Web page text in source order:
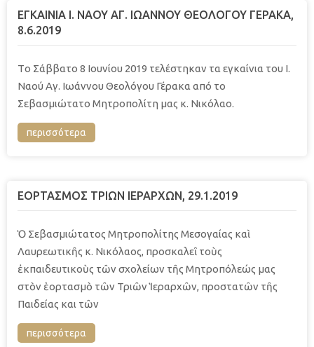
EΓΚΑΙΝΙΑ Ι. ΝΑΟΥ ΑΓ. ΙΩΑΝΝΟΥ ΘΕΟΛΟΓΟΥ ΓΕΡΑΚΑ,
8.6.2019
Τo Σάββατο 8 Ιουνίου 2019 τελέστηκαν τα εγκαίνια του Ι.
Ναού Αγ. Ιωάννου Θεολόγου Γέρακα από το
Σεβασμιώτατο Μητροπολίτη μας κ. Νικόλαο.
περισσότερα
ΕΟΡΤΑΣΜΟΣ ΤΡΙΩΝ ΙΕΡΑΡΧΩΝ, 29.1.2019
Ὁ Σεβασμιώτατος Μητροπολίτης Μεσογαίας καὶ
Λαυρεωτικῆς κ. Νικόλαος, προσκαλεῖ τοὺς
ἐκπαιδευτικοὺς τῶν σχολείων τῆς Μητροπόλεώς μας
στὸν ἑορτασμὸ τῶν Τριῶν Ἱεραρχῶν, προστατῶν τῆς
Παιδείας και τῶν
περισσότερα